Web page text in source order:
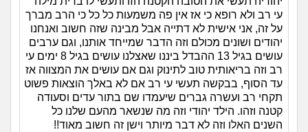
עי רב ולא רופא כי אז אין פה משמעות כל כל כי הרב מברך
על זה, אני אישית לא דתייה אבל מבינה שזה חשוב ואנחנו
יהודים ושונים מכולם וזה הדבר שמייחד אותנו, וגם ערבים
עושים בגיל 13 ההבדל ביננו שאצלנו עושים בגיל 8 ימים עי
רב וזה בריאותית טוב לתינוק וגם אם עושים את המצווה אז
עד הסוף, בבקשה תעשי עי רב אם לא באלך הוצאות פשוט
תקחי רב ועשרה גברים שיעמדו שם בתור עדים וסעודה
קטנה וזהו. הילד יהודי וזה מה שנשאר מהעם שלנו כל
השנים האלו וזה לא דבר מיותר וישן זה חשוב מאוד!!